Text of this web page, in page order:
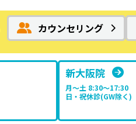
カウンセリング
新大阪院
月～土 8:30〜17:30
日・祝休診(GW除く)